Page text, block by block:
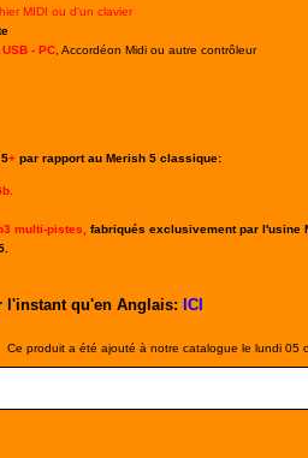
MIDI ou d'un clavier
- PC , Accordéon Midi ou autre contrôleur
+ par rapport au Merish 5 classique:
multi-pistes, fabriqués exclusivement par l'usine
l'instant qu'en Anglais:
ICI
Ce produit a été ajouté à notre catalogue le lundi 05